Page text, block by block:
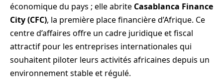
économique du pays ; elle abrite Casablanca Finance
City(CFC), la première place financière d’Afrique. Ce
centre d’affaires offre un cadre juridique et fiscal
attractif pour les entreprises internationales qui
souhaitent piloter leurs activités africaines depuis un
environnement stable et régulé.